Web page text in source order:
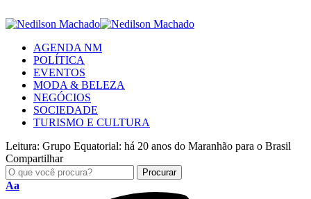
AGENDA NM
POLÍTICA
EVENTOS
MODA & BELEZA
NEGÓCIOS
SOCIEDADE
TURISMO E CULTURA
Leitura: Grupo Equatorial: há 20 anos do Maranhão para o Brasil
Compartilhar
Aa